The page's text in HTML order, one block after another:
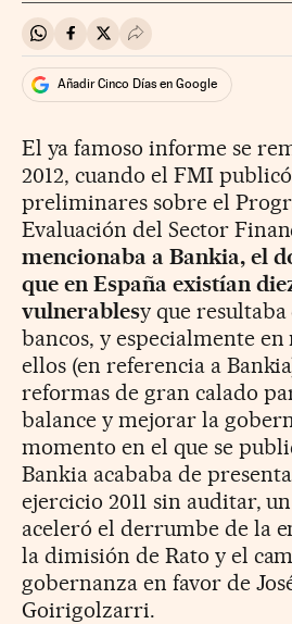
Compartir en Whatsapp
Compartir en Facebook
Compartir en Twitter
Desplegar Redes
Añadir Cinco Días en Google
El ya famoso informe se
2012, cuando el FMI
preliminares sobre el
Evaluación del Sector
mencionaba a Bankia, el
que en España existían
vulnerablesy que
bancos, y especialmente
ellos (en referencia a
reformas de gran calado
balance y mejorar la
momento en el que se
Bankia acababa de
ejercicio 2011 sin auditar,
aceleró el derrumbe de la
la dimisión de Rato y el
gobernanza en favor de
Goirigolzarri.